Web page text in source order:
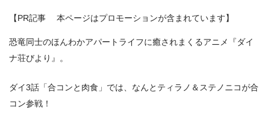
【PR記事 本ページはプロモーションが含まれています】
恐竜同士のほんわかアパートライフに癒されまくるアニメ『ダイ
ナ荘びより』。
ダイ3話「合コンと肉食」では、なんとティラノ＆ステノニコが合
コン参戦！